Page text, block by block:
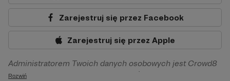
Zarejestruj się przez Facebook
Zarejestruj się przez Apple
Administratorem Twoich danych osobowych jest Crowd8
sp. z o.o. z siedziba w Warszawie, ul. Żwirki i Wigury 16, 02-
Rozwiń